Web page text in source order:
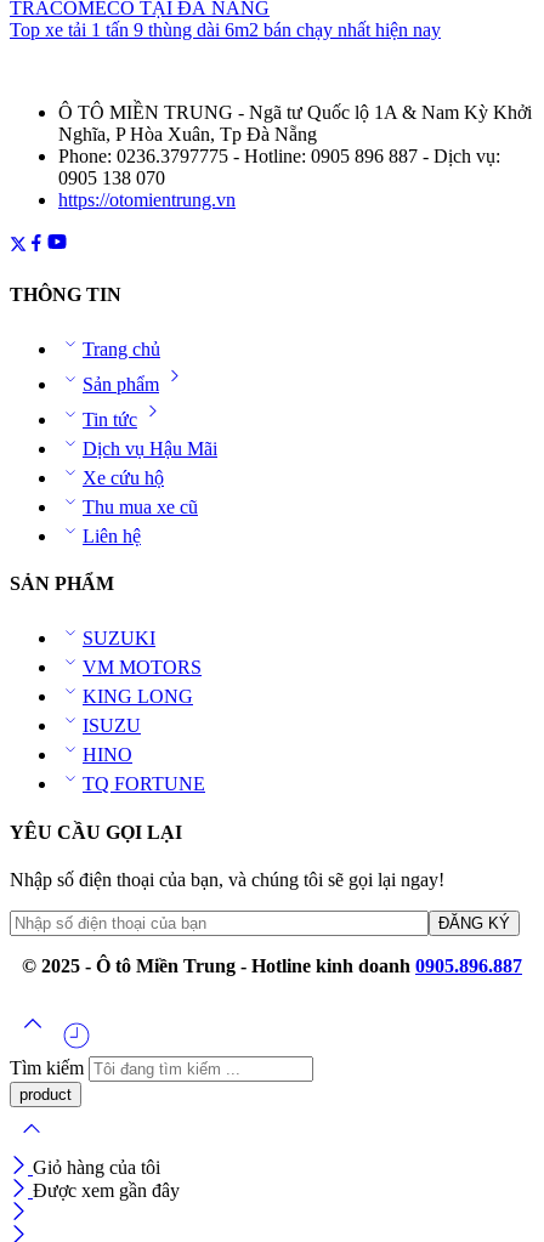
Top xe tải 1 tấn 9 thùng dài 6m2 bán chạy nhất hiện nay
Ô TÔ MIỀN TRUNG - Ngã tư Quốc lộ 1A & Nam Kỳ Khởi
Nghĩa, P Hòa Xuân, Tp Đà Nẵng
Phone: 0236.3797775 - Hotline: 0905 896 887 - Dịch vụ:
0905 138 070
https://otomientrung.vn
THÔNG TIN
Trang chủ
Sản phẩm
Tin tức
Dịch vụ Hậu Mãi
Xe cứu hộ
Thu mua xe cũ
Liên hệ
SẢN PHẨM
SUZUKI
VM MOTORS
KING LONG
ISUZU
HINO
TQ FORTUNE
YÊU CẦU GỌI LẠI
Nhập số điện thoại của bạn, và chúng tôi sẽ gọi lại ngay!
© 2025 - Ô tô Miền Trung - Hotline kinh doanh 0905.896.887
Tìm kiếm
Giỏ hàng của tôi
Được xem gần đây